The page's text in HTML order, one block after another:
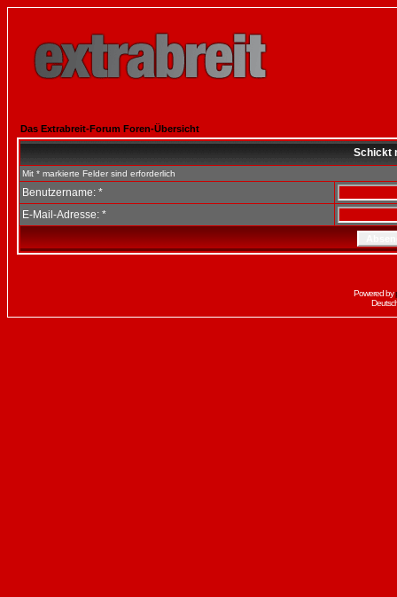
Das Extrabreit-Forum Foren-Übersicht
Schickt
Mit * markierte Felder sind erforderlich
Benutzername: *
E-Mail-Adresse: *
Powered by